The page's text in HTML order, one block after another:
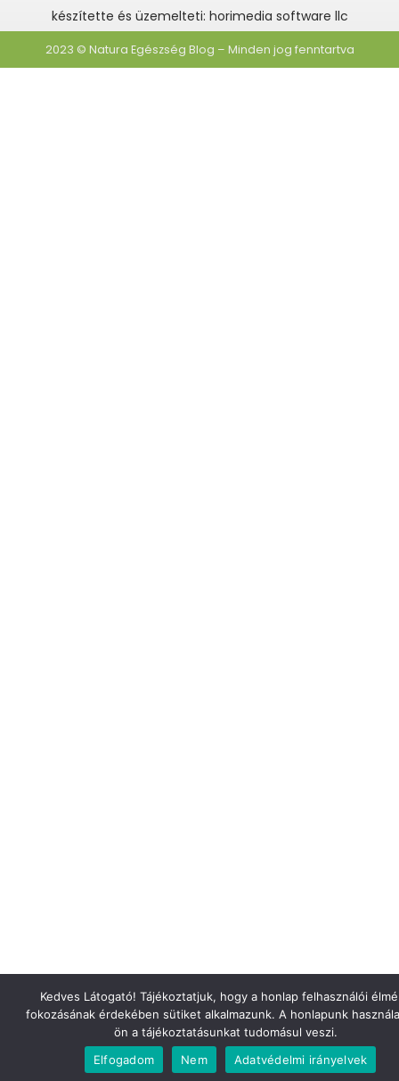
készítette és üzemelteti: horimedia software llc
2023 © Natura Egészség Blog – Minden jog fenntartva
Kedves Látogató! Tájékoztatjuk, hogy a honlap felhasználói
fokozásának érdekében sütiket alkalmazunk. A honlapunk
ön a tájékoztatásunkat tudomásul veszi.
Elfogadom
Nem Adatvédelmi irányelvek